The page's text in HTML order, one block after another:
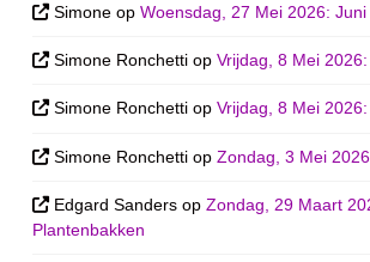
Simone opWoensdag, 27 Mei 2026:
Simone Ronchetti opVrijdag, 8 Mei
Simone Ronchetti opVrijdag, 8 Mei
Simone Ronchetti opZondag, 3 Mei
Edgard Sanders opZondag, 29 Maart
Plantenbakken